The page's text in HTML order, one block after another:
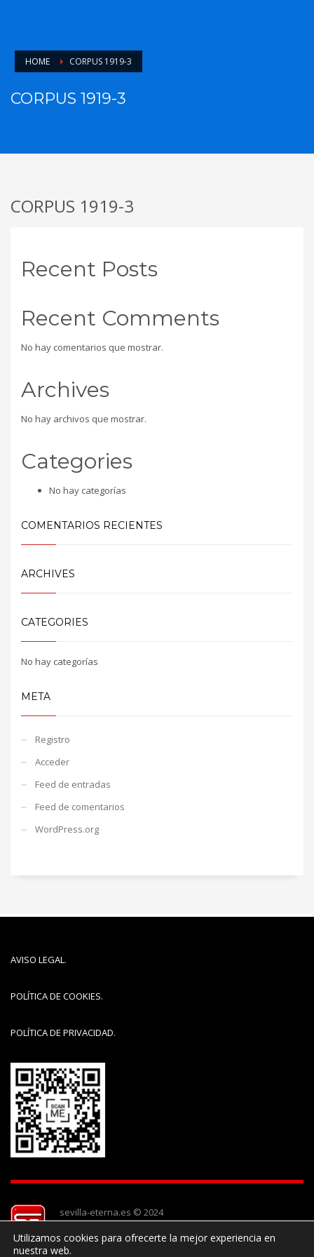
HOME CORPUS 1919-3
CORPUS 1919-3
CORPUS 1919-3
Recent Posts
Recent Comments
No hay comentarios que mostrar.
Archives
No hay archivos que mostrar.
Categories
No hay categorías
COMENTARIOS RECIENTES
ARCHIVES
CATEGORIES
No hay categorías
META
Registro
Acceder
Feed de entradas
Feed de comentarios
WordPress.org
AVISO LEGAL .
POLÍTICA DE COOKIES.
POLÍTICA DE PRIVACIDAD.
sevilla-eterna.es © 2024
Utilizamos cookies para ofrecerte la mejor experiencia en
nuestra web.